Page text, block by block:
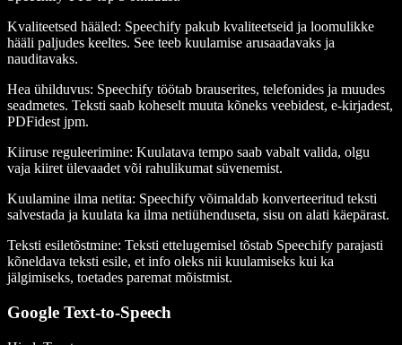
Kvaliteetsed hääled: Speechify pakub kvaliteetseid ja loomulikke
hääli paljudes keeltes. See teeb kuulamise arusaadavaks ja
nauditavaks.
Hea ühilduvus: Speechify töötab brauserites, telefonides ja muudes
seadmetes. Teksti saab koheselt muuta kõneks veebidest, e-kirjadest,
PDFidest jpm.
Kiiruse reguleerimine: Kuulatava tempo saab vabalt valida, olgu
vaja kiiret ülevaadet või rahulikumat süvenemist.
Kuulamine ilma netita: Speechify võimaldab konverteeritud teksti
salvestada ja kuulata ka ilma netiühenduseta, sisu on alati käepärast.
Teksti esiletõstmine: Teksti ettelugemisel tõstab Speechify parajasti
kõneldava teksti esile, et info oleks nii kuulamiseks kui ka
jälgimiseks, toetades paremat mõistmist.
Google Text-to-Speech